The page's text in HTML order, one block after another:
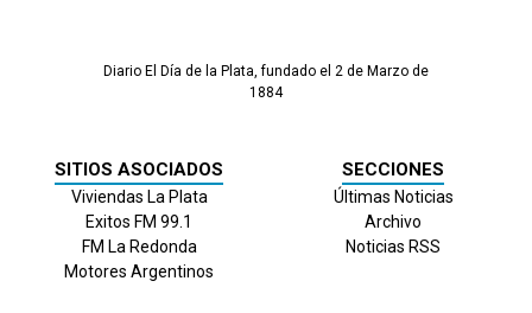
Diario El Día de la Plata, fundado el 2 de Marzo de
1884
SITIOS ASOCIADOS
Viviendas La Plata
Exitos FM 99.1
FM La Redonda
Motores Argentinos
SECCIONES
Últimas Noticias
Archivo
Noticias RSS